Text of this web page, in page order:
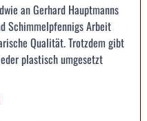
an Gerhard Hauptmanns
Schimmelpfennigs Arbeit
Qualität. Trotzdem gibt
plastisch umgesetzt